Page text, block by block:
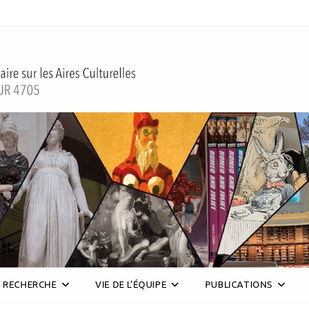
RECHERCHE VIE DE L’ÉQUIPE PUBLICATIONS